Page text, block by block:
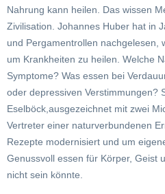
Nahrung kann heilen. Das wissen
Zivilisation. Johannes Huber hat in
und Pergamentrollen nachgelesen,
um Krankheiten zu heilen. Welche
Symptome? Was essen bei
oder depressiven Verstimmungen?
Eselböck,ausgezeichnet mit zwei
Vertreter einer naturverbundenen
Rezepte modernisiert und um
Genussvoll essen für Körper, Geist
nicht sein könnte.